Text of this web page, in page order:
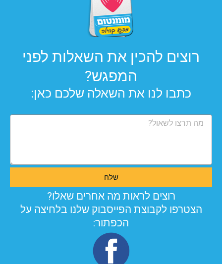
רוצים להכין את השאלות לפני
המפגש?
כתבו לנו את השאלה שלכם כאן:
שלח
רוצים לראות מה אחרים שאלו?
הצטרפו לקבוצת הפייסבוק שלנו בלחיצה על
הכפתור: